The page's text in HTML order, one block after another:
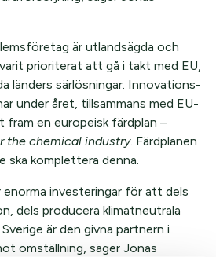
är utlandsägda och
prioriterat att gå i takt med EU,
länders särlösningar. Innovations-
under året, tillsammans med EU-
fram en europeisk färdplan –
the chemical industry. Färdplanen
ska komplettera denna.
investeringar för att dels
dels producera klimatneutrala
är den givna partnern i
omställning, säger Jonas